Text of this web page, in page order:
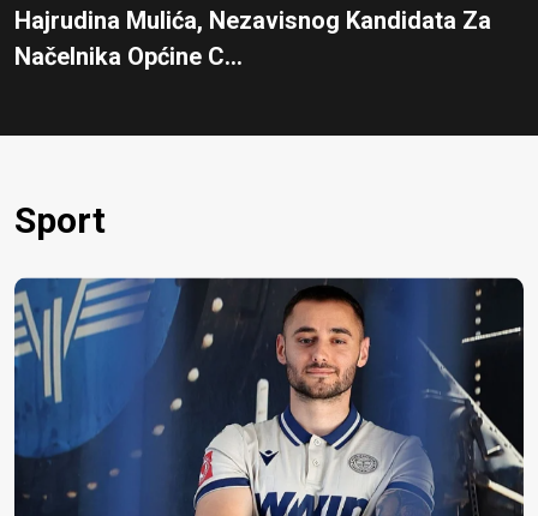
Hajrudina Mulića, Nezavisnog Kandidata Za
Načelnika Općine C...
Sport